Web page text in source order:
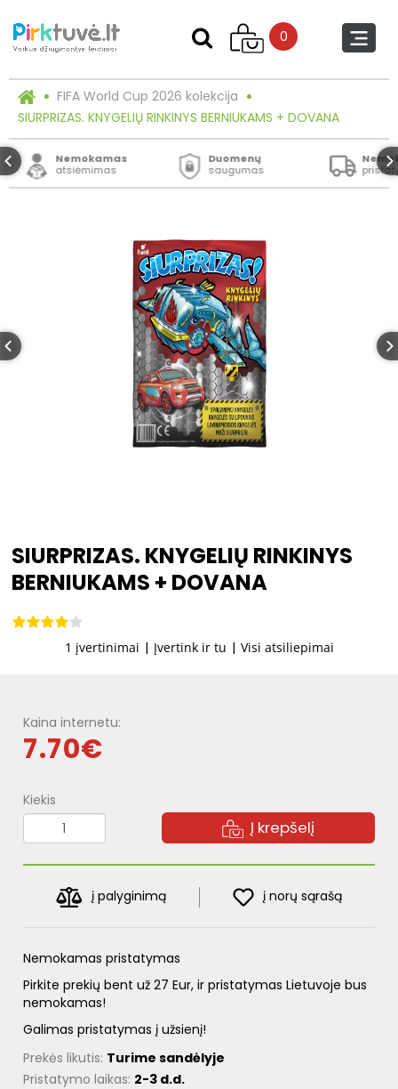
0
FIFA World Cup 2026 kolekcija
SIURPRIZAS. KNYGELIŲ RINKINYS BERNIUKAMS + DOVANA
Nemokamas
atsiėmimas
Duomenų
saugumas
SIURPRIZAS. KNYGELIŲ RINKINYS
BERNIUKAMS + DOVANA
1 įvertinimai | Įvertink ir tu | Visi atsiliepimai
Kaina internetu:
7.70€
Kiekis
Į krepšelį
į palyginimą į norų sąrašą
Nemokamas pristatymas
Pirkite prekių bent už 27 Eur, ir pristatymas Lietuvoje bus
nemokamas!
Galimas pristatymas į užsienį!
Prekės likutis: Turime sandėlyje
Pristatymo laikas: 2-3 d.d.